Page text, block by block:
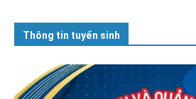
Thông tin tuyển sinh